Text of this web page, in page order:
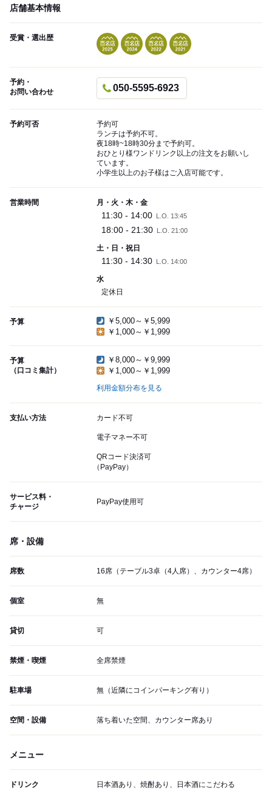
店舗基本情報
受賞・選出歴
予約・
お問い合わせ
050-5595-6923
予約可否
予約可
ランチは予約不可。
夜18時~18時30分まで予約可。
おひとり様ワンドリンク以上の注文をお願いし
ています。
小学生以上のお子様はご入店可能です。
営業時間 月・火・木・金
11:30 - 14:00 L.O. 13:45
18:00 - 21:30 L.O. 21:00
土・日・祝日
11:30 - 14:30 L.O. 14:00
水
定休日
予算
￥5,000～￥5,999
￥1,000～￥1,999
予算
（口コミ集計）
￥8,000～￥9,999
￥1,000～￥1,999
利用金額分布を見る
支払い方法 カード不可
電子マネー不可
QRコード決済可
（PayPay）
サービス料・
チャージ
PayPay使用可
席・設備
席数 16席（テーブル3卓（4人席）、カウンター4席）
個室 無
貸切 可
禁煙・喫煙 全席禁煙
駐車場 無（近隣にコインパーキング有り）
空間・設備 落ち着いた空間、カウンター席あり
メニュー
ドリンク 日本酒あり、焼酎あり、日本酒にこだわる